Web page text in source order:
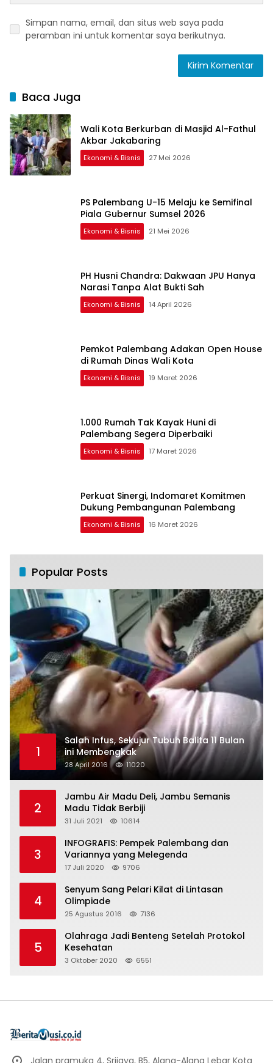
Simpan nama, email, dan situs web saya pada
peramban ini untuk komentar saya berikutnya.
Baca Juga
Wali Kota Berkurban di Masjid Al-Fathul
Akbar Jakabaring
Ekonomi & Bisnis 27 Mei 2026
PS Palembang U-15 Melaju ke Semifinal
Piala Gubernur Sumsel 2026
Ekonomi & Bisnis 21 Mei 2026
PH Husni Chandra: Dakwaan JPU Hanya
Narasi Tanpa Alat Bukti Sah
Ekonomi & Bisnis 14 April 2026
Pemkot Palembang Adakan Open House
di Rumah Dinas Wali Kota
Ekonomi & Bisnis 19 Maret 2026
1.000 Rumah Tak Kayak Huni di
Palembang Segera Diperbaiki
Ekonomi & Bisnis 17 Maret 2026
Perkuat Sinergi, Indomaret Komitmen
Dukung Pembangunan Palembang
Ekonomi & Bisnis 16 Maret 2026
Popular Posts
1
Salah Infus, Sekujur Tubuh Balita 11 Bulan
ini Membengkak
28 April 2016 11020
2
Jambu Air Madu Deli, Jambu Semanis
Madu Tidak Berbiji
31 Juli 2021 10614
3
INFOGRAFIS: Pempek Palembang dan
Variannya yang Melegenda
17 Juli 2020 9706
4
Senyum Sang Pelari Kilat di Lintasan
Olimpiade
25 Agustus 2016 7136
5
Olahraga Jadi Benteng Setelah Protokol
Kesehatan
3 Oktober 2020 6551